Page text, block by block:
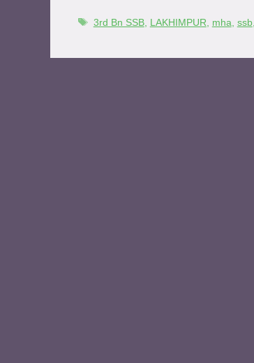
3rd Bn SSB, LAKHIMPUR mha ssb,